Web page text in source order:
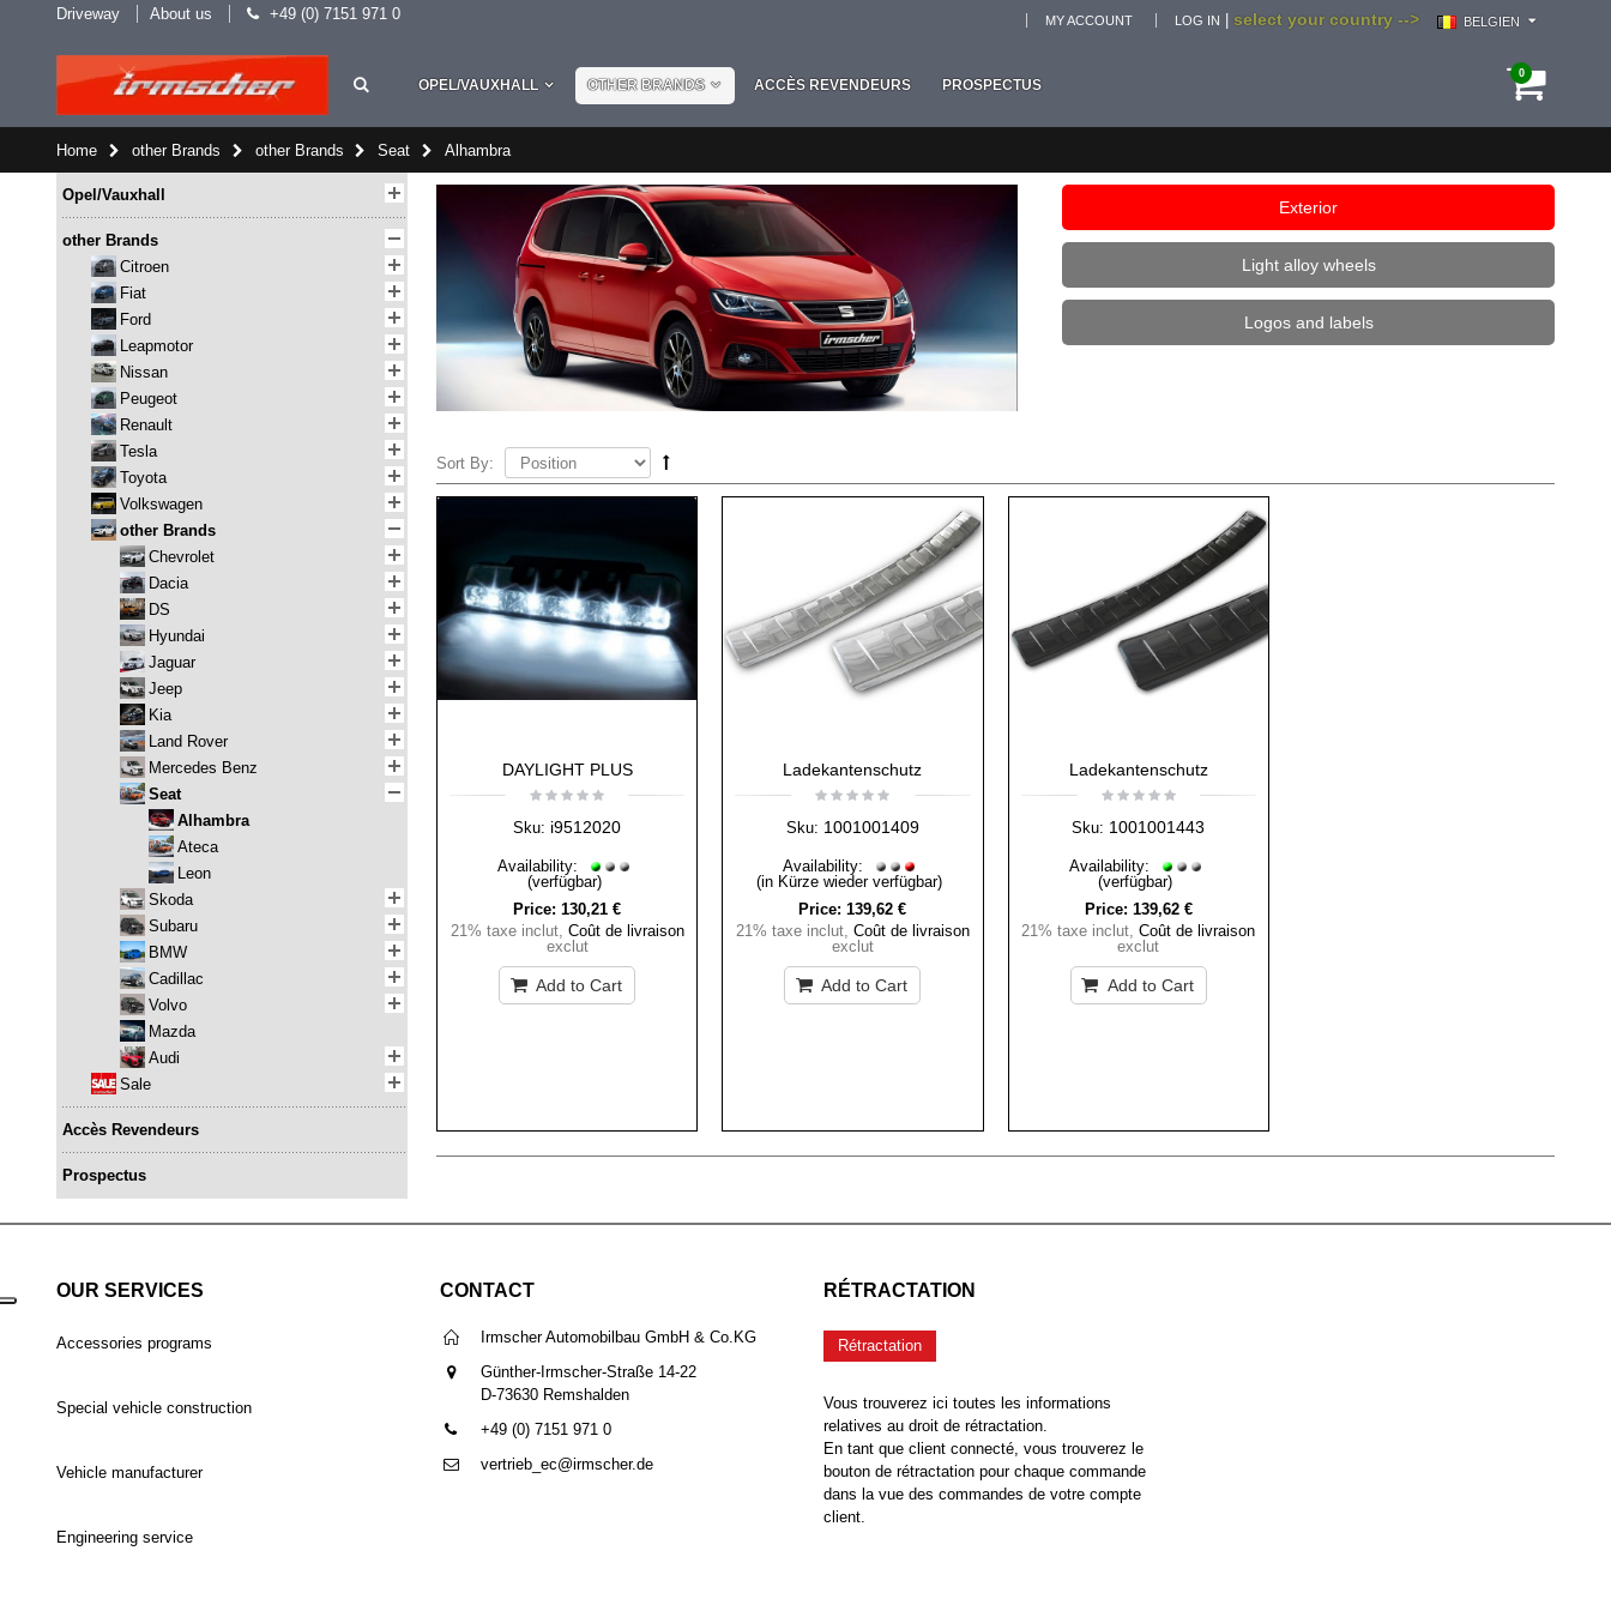
Driveway About us +49 (0) 7151 971 0 select your country --> BELGIEN
MY ACCOUNT LOG IN
0
OPEL/VAUXHALL OTHER BRANDS ACCÈS REVENDEURS PROSPECTUS
Home other Brands other Brands Seat Alhambra
Exterior
Light alloy wheels
Logos and labels
Sort By:
DAYLIGHT PLUS
Sku: i9512020
Availability:
(verfügbar)
Price: 130,21 €
21% taxe inclut, Coût de livraison
exclut
Add to Cart
Ladekantenschutz
Sku: 1001001409
Availability:
(in Kürze wieder verfügbar)
Price: 139,62 €
21% taxe inclut, Coût de livraison
exclut
Add to Cart
Ladekantenschutz
Sku: 1001001443
Availability:
(verfügbar)
Price: 139,62 €
21% taxe inclut,Coût de livraison
exclut
Add to Cart
Opel/Vauxhall
other Brands
Citroen
Fiat
Ford
Leapmotor
Nissan
Peugeot
Renault
Tesla
Toyota
Volkswagen
other Brands
Chevrolet
Dacia
DS
Hyundai
Jaguar
Jeep
Kia
Land Rover
Mercedes Benz
Seat
Alhambra
Ateca
Leon
Skoda
Subaru
BMW
Cadillac
Volvo
Mazda
Audi
Sale
Accès Revendeurs
Prospectus
OUR SERVICES
Accessories programs
Special vehicle construction
Vehicle manufacturer
Engineering service
CONTACT
Irmscher Automobilbau GmbH & Co.KG
Günther-Irmscher-Straße 14-22
D-73630 Remshalden
+49 (0) 7151 971 0
vertrieb_ec@irmscher.de
RÉTRACTATION
Rétractation
Vous trouverez ici toutes les informations
relatives au droit de rétractation.
En tant que client connecté, vous trouverez le
bouton de rétractation pour chaque commande
dans la vue des commandes de votre compte
client.